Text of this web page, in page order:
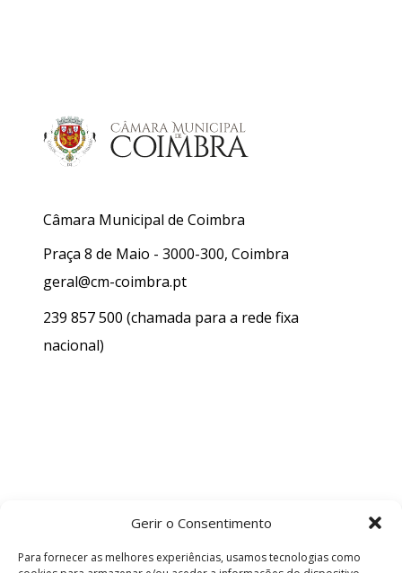
Gerir o Consentimento
Para fornecer as melhores experiências, usamos tecnologias como
Câmara Municipal de Coimbra
Praça 8 de Maio - 3000-300, Coimbra
geral@cm-coimbra.pt
239 857 500 (chamada para a rede fixa
nacional)